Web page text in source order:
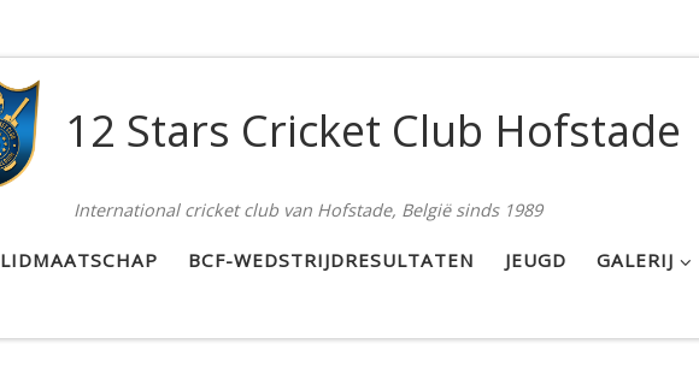
12 Stars Cricket Club Hofstade
International cricket club van Hofstade, België sinds 1989
LIDMAATSCHAP BCF-WEDSTRIJDRESULTATEN JEUGD GALERIJ